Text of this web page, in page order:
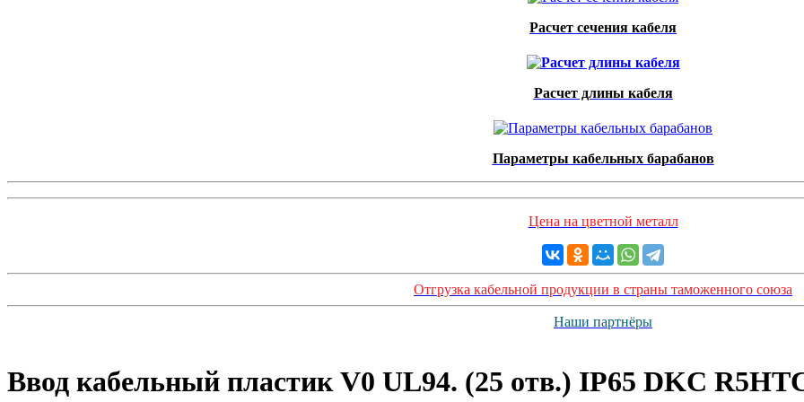
Расчет сечения кабеля
Расчет длины кабеля
Параметры кабельных барабанов
Цена на цветной металл
Отгрузка кабельной продукции в страны таможенного союза
Наши партнёры
Ввод кабельный пластик V0 UL94. (25 отв.) IP65 DKC